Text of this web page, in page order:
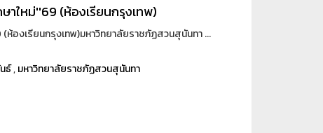
าใหม่''69 (ห้องเรียนกรุงเทพ)
องเรียนกรุงเทพ)มหาวิทยาลัยราชภัฏสวนสุนันทา ...
ธ์,มหาวิทยาลัยราชภัฏสวนสุนันทา